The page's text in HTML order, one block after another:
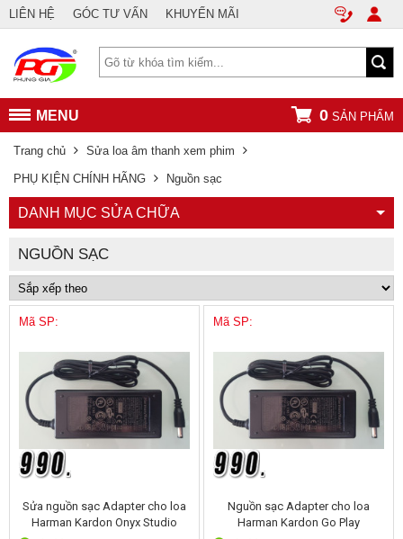
LIÊN HỆ GÓC TƯ VẤN KHUYẾN MÃI
MENU 0 SẢN PHẨM
Trang chủ Sửa loa âm thanh xem phim
PHỤ KIỆN CHÍNH HÃNG Nguồn sạc
DANH MỤC SỬA CHỮA
NGUỒN SẠC
Mã SP:
Sửa nguồn sạc Adapter cho loa
Harman Kardon Onyx Studio
Mã SP:
Nguồn sạc Adapter cho loa
Harman Kardon Go Play